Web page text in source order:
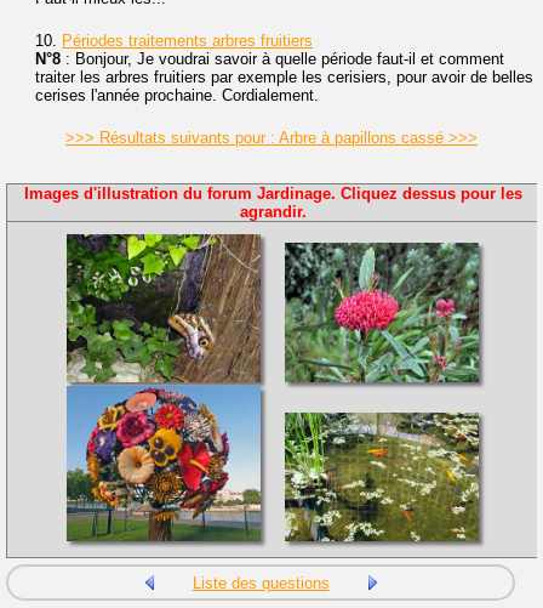
10. Périodes traitements arbres fruitiers
N°8 : Bonjour, Je voudrai savoir à quelle période faut-il et comment
traiter les arbres fruitiers par exemple les cerisiers, pour avoir de belles
cerises l'année prochaine. Cordialement.
>>> Résultats suivants pour : Arbre à papillons cassé >>>
Images d'illustration du forum Jardinage. Cliquez dessus pour les
agrandir.
Liste des questions